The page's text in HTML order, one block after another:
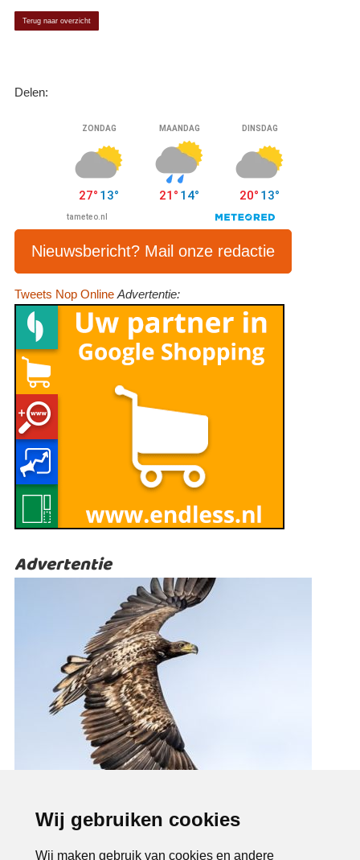
Wij gebruiken cookies
Wij maken gebruik van cookies en andere
Terug naar overzicht
Delen:
Nieuwsbericht? Mail onze redactie
Tweets Nop Online Advertentie:
Advertentie